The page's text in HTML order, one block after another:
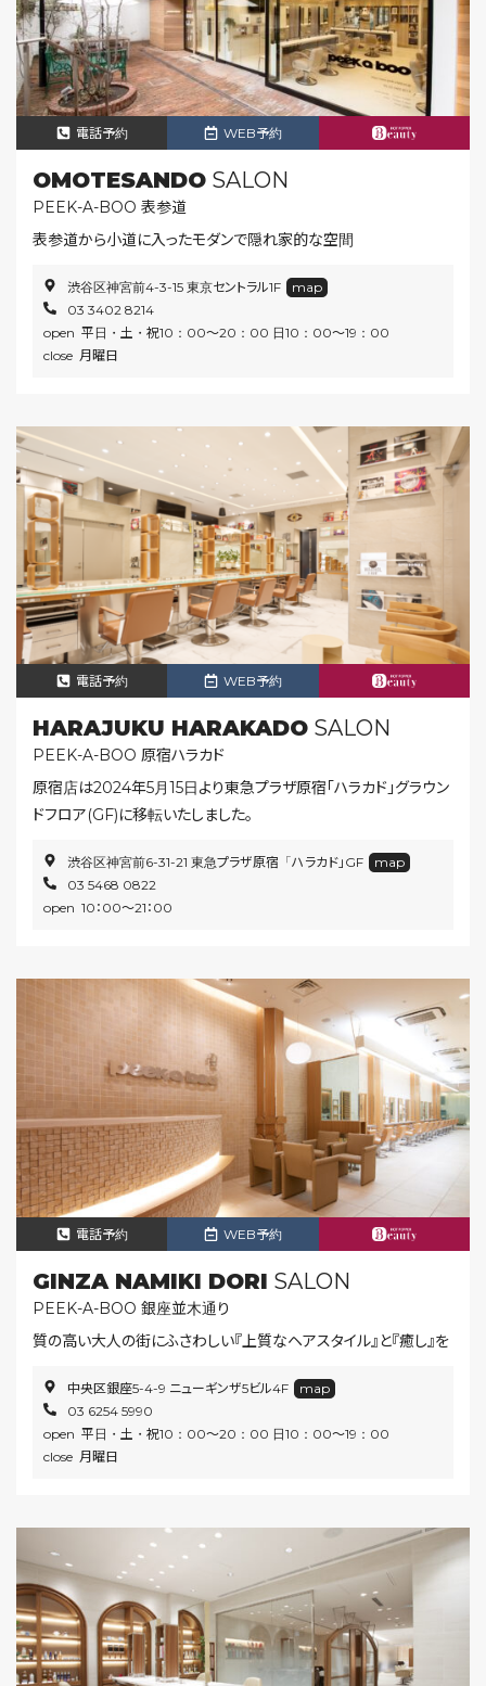
電話予約 WEB予約
OMOTESANDO SALON
PEEK-A-BOO 表参道
表参道から小道に入ったモダンで隠れ家的な空間
渋谷区神宮前4-3-15 東京セントラル1F
map
03 3402 8214
open 平日・土・祝10：00～20：00 日10：00～19：00
close 月曜日
電話予約 WEB予約
HARAJUKU HARAKADO SALON
PEEK-A-BOO 原宿ハラカド
原宿店は2024年5月15日より東急プラザ原宿｢ハラカド｣グラウン
ドフロア(GF)に移転いたしました。
渋谷区神宮前6-31-21 東急プラザ原宿「ハラカド」GF
map
03 5468 0822
open 10：00〜21：00
電話予約 WEB予約
GINZA NAMIKI DORI SALON
PEEK-A-BOO 銀座並木通り
質の高い大人の街にふさわしい『上質なヘアスタイル』と『癒し』を
中央区銀座5-4-9 ニューギンザ5ビル4F
map
03 6254 5990
open 平日・土・祝10：00～20：00 日10：00～19：00
close 月曜日